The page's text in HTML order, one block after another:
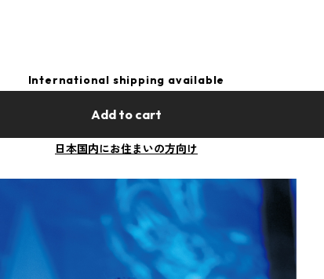
International shipping available
Add to cart
日本国内にお住まいの方向け